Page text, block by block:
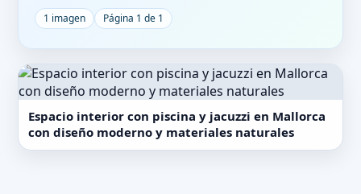
1 imagen Página 1 de 1
Espacio interior con piscina y jacuzzi en Mallorca
con diseño moderno y materiales naturales